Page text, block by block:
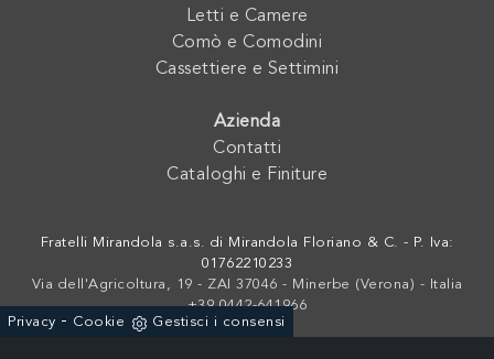
Letti e Camere
Comò e Comodini
Cassettiere e Settimini
Azienda
Contatti
Cataloghi e Finiture
Fratelli Mirandola s.a.s. di Mirandola Floriano & C. - P. Iva:
01762210233
Via dell'Agricoltura, 19 - ZAI 37046 - Minerbe (Verona) - Italia
+39 0442-641966
Privacy - Cookie Gestisci i consensi